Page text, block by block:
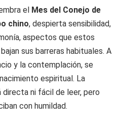
el Mes del Conejo de
chino, despierta sensibilidad,
aspectos que estos
sus barreras habituales. A
y la contemplación, se
espiritual. La
ni fácil de leer, pero
con humildad.